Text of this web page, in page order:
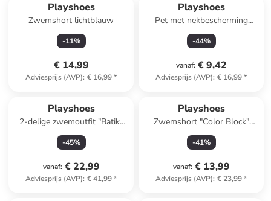
Playshoes
Zwemshort lichtblauw
-11%
€ 14,99
Adviesprijs (AVP): € 16,99*
Playshoes
Pet met nekbescherming
"Walvis" donkerblauw
-44%
vanaf: € 9,42
Adviesprijs (AVP): € 16,99*
Playshoes
2-delige zwemoutfit "Batik"
blauw/lichtroze
-45%
vanaf: € 22,99
Adviesprijs (AVP): € 41,99*
Playshoes
Zwemshort "Color Block"
blauw/oranje/crème
-41%
vanaf: € 13,99
Adviesprijs (AVP): € 23,99*